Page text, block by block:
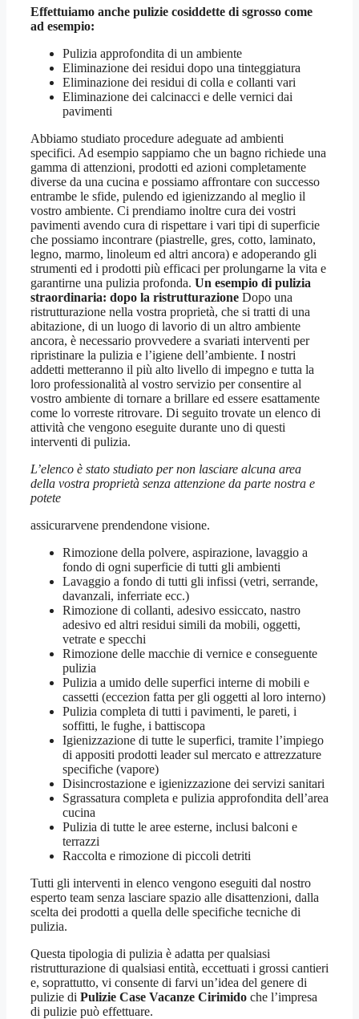
Effettuiamo anche pulizie cosiddette di sgrosso come
ad esempio:
Pulizia approfondita di un ambiente
Eliminazione dei residui dopo una tinteggiatura
Eliminazione dei residui di colla e collanti vari
Eliminazione dei calcinacci e delle vernici dai
pavimenti
Abbiamo studiato procedure adeguate ad ambienti
specifici. Ad esempio sappiamo che un bagno richiede una
gamma di attenzioni, prodotti ed azioni completamente
diverse da una cucina e possiamo affrontare con successo
entrambe le sfide, pulendo ed igienizzando al meglio il
vostro ambiente. Ci prendiamo inoltre cura dei vostri
pavimenti avendo cura di rispettare i vari tipi di superficie
che possiamo incontrare (piastrelle, gres, cotto, laminato,
legno, marmo, linoleum ed altri ancora) e adoperando gli
strumenti ed i prodotti più efficaci per prolungarne la vita e
garantirne una pulizia profonda. Un esempio di pulizia
straordinaria: dopo la ristrutturazione Dopo una
ristrutturazione nella vostra proprietà, che si tratti di una
abitazione, di un luogo di lavorio di un altro ambiente
ancora, è necessario provvedere a svariati interventi per
ripristinare la pulizia e l’igiene dell’ambiente. I nostri
addetti metteranno il più alto livello di impegno e tutta la
loro professionalità al vostro servizio per consentire al
vostro ambiente di tornare a brillare ed essere esattamente
come lo vorreste ritrovare. Di seguito trovate un elenco di
attività che vengono eseguite durante uno di questi
interventi di pulizia.
L’elenco è stato studiato per non lasciare alcuna area
della vostra proprietà senza attenzione da parte nostra e
potete
assicurarvene prendendone visione.
Rimozione della polvere, aspirazione, lavaggio a
fondo di ogni superficie di tutti gli ambienti
Lavaggio a fondo di tutti gli infissi (vetri, serrande,
davanzali, inferriate ecc.)
Rimozione di collanti, adesivo essiccato, nastro
adesivo ed altri residui simili da mobili, oggetti,
vetrate e specchi
Rimozione delle macchie di vernice e conseguente
pulizia
Pulizia a umido delle superfici interne di mobili e
cassetti (eccezion fatta per gli oggetti al loro interno)
Pulizia completa di tutti i pavimenti, le pareti, i
soffitti, le fughe, i battiscopa
Igienizzazione di tutte le superfici, tramite l’impiego
di appositi prodotti leader sul mercato e attrezzature
specifiche (vapore)
Disincrostazione e igienizzazione dei servizi sanitari
Sgrassatura completa e pulizia approfondita dell’area
cucina
Pulizia di tutte le aree esterne, inclusi balconi e
terrazzi
Raccolta e rimozione di piccoli detriti
Tutti gli interventi in elenco vengono eseguiti dal nostro
esperto team senza lasciare spazio alle disattenzioni, dalla
scelta dei prodotti a quella delle specifiche tecniche di
pulizia.
Questa tipologia di pulizia è adatta per qualsiasi
ristrutturazione di qualsiasi entità, eccettuati i grossi cantieri
e, soprattutto, vi consente di farvi un’idea del genere di
pulizie di Pulizie Case Vacanze Cirimido che l’impresa
di pulizie può effettuare.